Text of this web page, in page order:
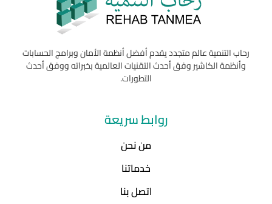
رحاب التنمية عالم متجدد يقدم أفضل أنظمة الأمان وبرامج الحسابات
وأنظمة الكاشير وفق أحدث التقنيات العالمية بخبراته ووفق أحدث
التطورات.
روابط سريعة
من نحن
خدماتنا
اتصل بنا